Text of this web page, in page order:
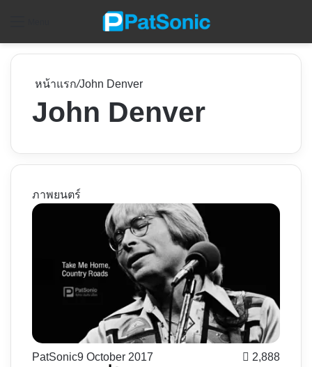
หน้าแรก/John Denver
John Denver
ภาพยนตร์
PatSonic9 October 2017 2,888